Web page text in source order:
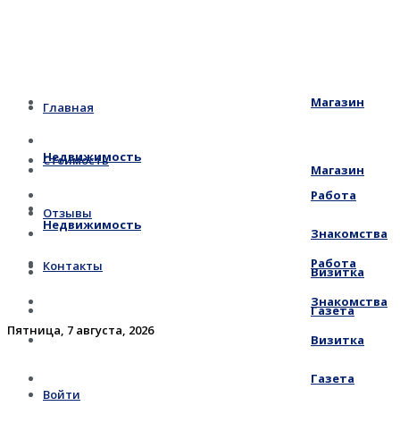
Главная
Стоимость
Отзывы
Контакты
Пятница, 7 августа, 2026
Войти
Магазин
Недвижимость
Работа
Знакомства
Визитка
Газета
Магазин
Недвижимость
Работа
Знакомства
Визитка
Газета